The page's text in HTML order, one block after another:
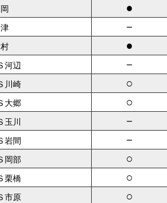
●
－
●
河辺 －
川崎 ○
大郷 ○
玉川 －
岩間 －
岡部 ○
栗橋 ○
市原 ○